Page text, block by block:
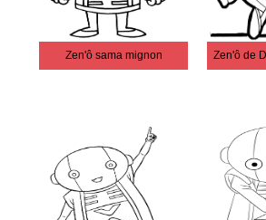
Zen'ô sama mignon Zen'ô de